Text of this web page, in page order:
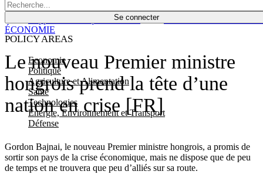
Se connecter
POLICY AREAS
Economie
Politique
Agriculture et Alimentation
Santé
Technologies
Energie, Environnement et Transport
Défense
Économie
Le nouveau Premier ministre
hongrois prend la tête d’une
nation en crise [FR]
Gordon Bajnai, le nouveau Premier ministre hongrois, a promis de
sortir son pays de la crise économique, mais ne dispose que de peu
de temps et ne trouvera que peu d’alliés sur sa route.
ÉCONOMIE